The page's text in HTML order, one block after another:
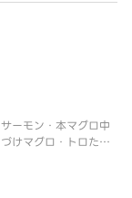
ーモン・本マグロ中
けマグロ・トロたく